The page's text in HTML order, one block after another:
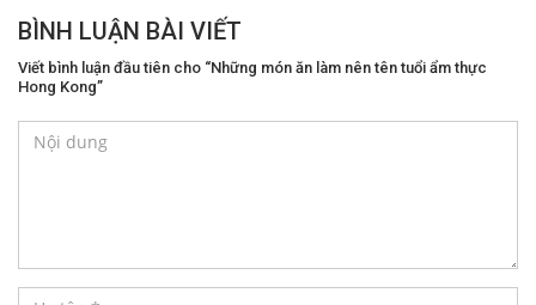
BÌNH LUẬN BÀI VIẾT
Viết bình luận đầu tiên cho “Những món ăn làm nên tên tuổi ẩm thực
Hong Kong”